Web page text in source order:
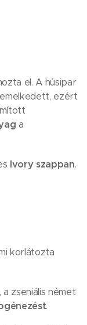
el. A húsipar
ezért
a
Ivory szappan.
korlátozta
, a zseniális német
.